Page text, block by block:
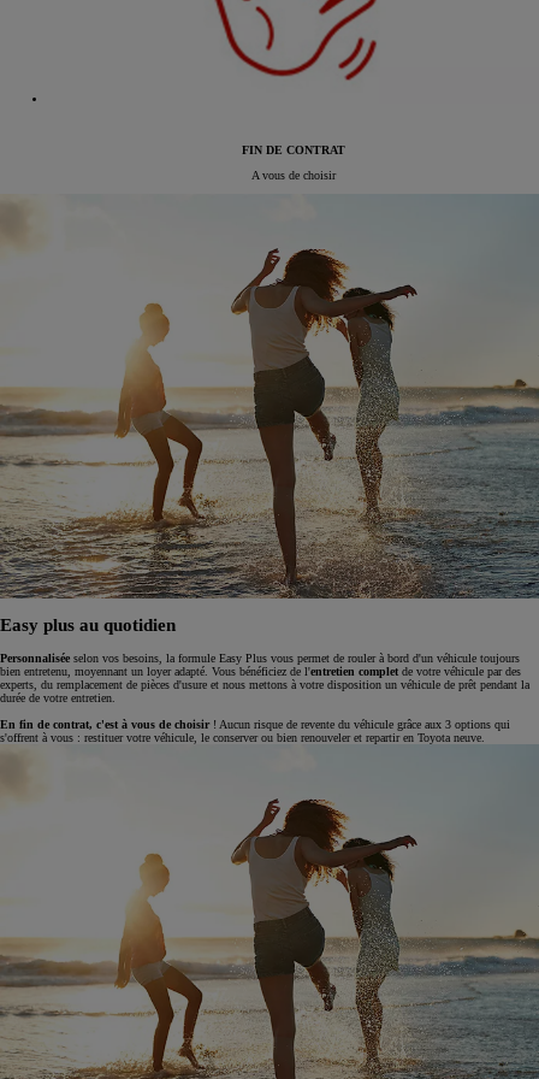
FIN DE CONTRAT
A vous de choisir
Easy plus au quotidien
Personnalisée selon vos besoins, la formule Easy Plus vous permet de rouler à bord d'un véhicule toujours
bien entretenu, moyennant un loyer adapté. Vous bénéficiez de l'entretien complet de votre véhicule par des
experts, du remplacement de pièces d'usure et nous mettons à votre disposition un véhicule de prêt pendant la
durée de votre entretien.
En fin de contrat, c'est à vous de choisir! Aucun risque de revente du véhicule grâce aux 3 options qui
s'offrent à vous : restituer votre véhicule, le conserver ou bien renouveler et repartir en Toyota neuve.